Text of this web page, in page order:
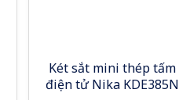
Két sắt mini thép tấm
điện tử Nika KDE385N